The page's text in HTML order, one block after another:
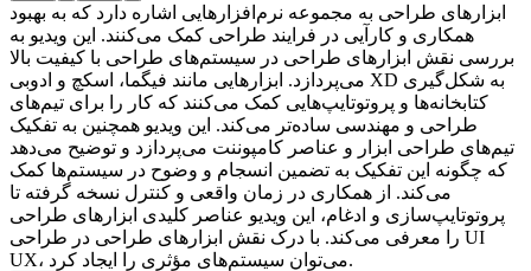
ابزارهای طراحی به مجموعه نرم‌افزارهایی اشاره دارد که به بهبود
همکاری و کارآیی در فرایند طراحی کمک می‌کنند. این ویدیو به
بررسی نقش ابزارهای طراحی در سیستم‌های طراحی با کیفیت بالا
می‌پردازد. ابزارهایی مانند فیگما، اسکچ و ادوبی XD به شکل‌گیری
کتابخانه‌ها و پروتوتایپ‌هایی کمک می‌کنند که کار را برای تیم‌های
طراحی و مهندسی ساده‌تر می‌کند. این ویدیو همچنین به تفکیک
تیم‌های طراحی ابزار و عناصر کامپوننت می‌پردازد و توضیح می‌دهد
که چگونه این تفکیک به تضمین انسجام و وضوح در سیستم‌ها کمک
می‌کند. از همکاری در زمان واقعی و کنترل نسخه گرفته تا
پروتوتایپ‌سازی و ادغام، این ویدیو عناصر کلیدی ابزارهای طراحی
را معرفی می‌کند. با درک نقش ابزارهای طراحی در طراحی UI
UX، می‌توان سیستم‌های مؤثری را ایجاد کرد.